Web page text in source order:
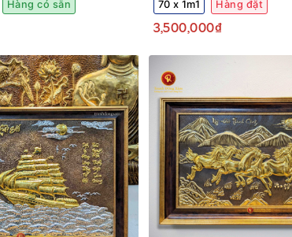
Hàng có sẵn 70 x 1m1 Hàng đặt
3,500,000₫